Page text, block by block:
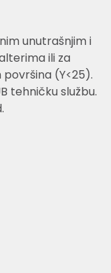
unutrašnjim i
ili za
(Y<25).
tehničku službu.